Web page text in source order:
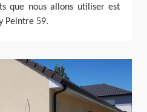
que nous allons utiliser est
Peintre 59.